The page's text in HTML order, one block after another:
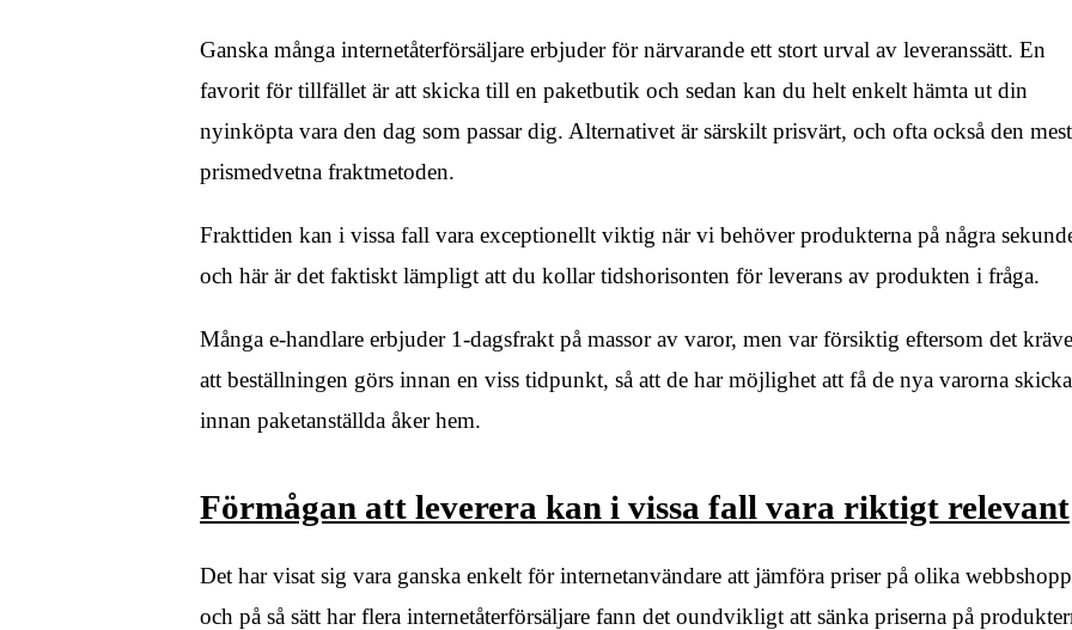
Ganska många internetåterförsäljare erbjuder för närvarande ett stort urval av leveranssätt. En
favorit för tillfället är att skicka till en paketbutik och sedan kan du helt enkelt hämta ut din
nyinköpta vara den dag som passar dig. Alternativet är särskilt prisvärt, och ofta också den mest
prismedvetna fraktmetoden.
Frakttiden kan i vissa fall vara exceptionellt viktig när vi behöver produkterna på några
och här är det faktiskt lämpligt att du kollar tidshorisonten för leverans av produkten i fråga.
Många e-handlare erbjuder 1-dagsfrakt på massor av varor, men var försiktig eftersom det
att beställningen görs innan en viss tidpunkt, så att de har möjlighet att få de nya varorna
innan paketanställda åker hem.
Förmågan att leverera kan i vissa fall vara riktigt relevant
Det har visat sig vara ganska enkelt för internetanvändare att jämföra priser på olika
och på så sätt har flera internetåterförsäljare fann det oundvikligt att sänka priserna på